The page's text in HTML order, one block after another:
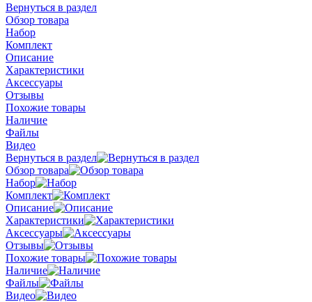
Вернуться в раздел
Обзор товара
Набор
Комплект
Описание
Характеристики
Аксессуары
Отзывы
Похожие товары
Наличие
Файлы
Видео
Вернуться в раздел
Обзор товара
Набор
Комплект
Описание
Характеристики
Аксессуары
Отзывы
Похожие товары
Наличие
Файлы
Видео